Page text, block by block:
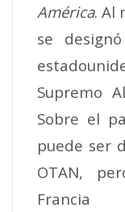
América. Al
se
Supremo
Sobre el
puede ser
OTAN,
Francia